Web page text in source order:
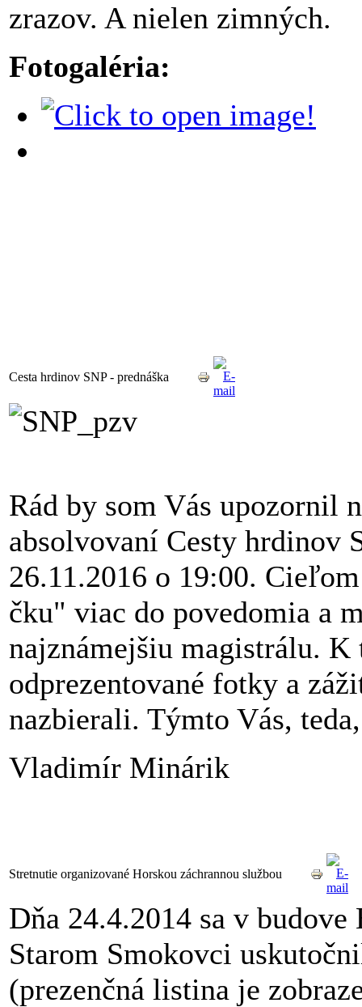
zrazov. A nielen zimných.
Fotogaléria:
Cesta hrdinov SNP - prednáška
Rád by som Vás upozornil
absolvovaní Cesty hrdinov
26.11.2016 o 19:00.
čku" viac do povedomia a
najznámejšiu magistrálu. K
odprezentované fotky a
nazbierali. Týmto Vás,
Vladimír Minárik
Stretnutie organizované Horskou záchrannou službou
Dňa 24.4.2014 sa v
Starom Smokovci
(prezenčná listina je